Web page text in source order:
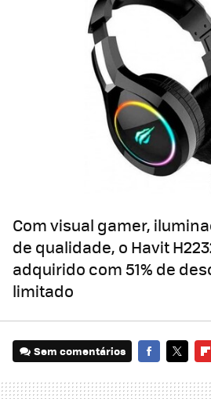
Com visual gamer,
de qualidade, o Havit
adquirido com 51% de
limitado
Sem comentários